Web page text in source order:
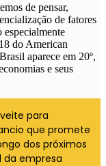
de pensar,
de fatores
especialmente
do American
aparece em 20º,
e seus
para
que promete
dos próximos
da empresa